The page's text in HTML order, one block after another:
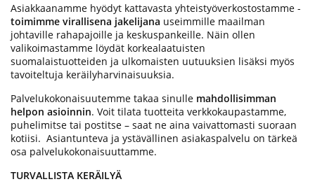
Asiakkaanamme hyödyt kattavasta yhteistyöverkostostamme -
toimimme virallisena jakelijana useimmille maailman
johtaville rahapajoille ja keskuspankeille. Näin ollen
valikoimastamme löydät korkealaatuisten
suomalaistuotteiden ja ulkomaisten uutuuksien lisäksi myös
tavoiteltuja keräilyharvinaisuuksia.
Palvelukokonaisuutemme takaa sinulle mahdollisimman
helpon asioinnin. Voit tilata tuotteita verkkokaupastamme,
puhelimitse tai postitse – saat ne aina vaivattomasti suoraan
kotiisi. Asiantunteva ja ystävällinen asiakaspalvelu on tärkeä
osa palvelukokonaisuuttamme.
TURVALLISTA KERÄILYÄ